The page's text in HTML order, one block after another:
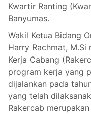
Kwartir Ranting
Banyumas.
Wakil Ketua Bidang
Harry Rachmat,
Kerja Cabang
program kerja yang
dijalankan pada
yang telah
Rakercab